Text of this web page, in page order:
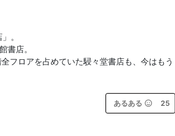
。
書店。
フロアを占めていた駸々堂書店も、今はもう
あるある 25